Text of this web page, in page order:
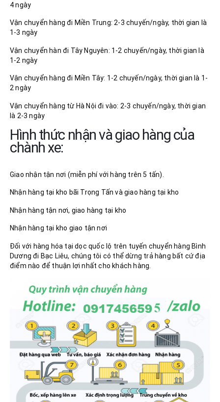
4 ngày
Vận chuyển hàng đi Miền Trung: 2-3 chuyến/ngày, thời gian là
1-3 ngày
Vận chuyển hàn đi Tây Nguyên: 1-2 chuyến/ngày, thời gian là
1-2 ngày
Vận chuyển hàng đi Miền Tây: 1-2 chuyến/ngày, thời gian là 1-
2 ngày
Vận chuyển hàng từ Hà Nội đi vào: 2-3 chuyến/ngày, thời gian
là 2-3 ngày
Hình thức nhận và giao hàng của
chành xe:
Giao nhận tận nơi (miễn phí với hàng trên 5 tấn).
Nhận hàng tại kho bãi Trọng Tấn và giao hàng tại kho
Nhận hàng tận nơi, giao hàng tại kho
Nhận hàng tại kho giao tận nơi
Đối với hàng hóa tại dọc quốc lộ trên tuyến chuyển hàng Bình
Dương đi Bạc Liêu, chúng tôi có thể dừng trả hàng bất cứ địa
điểm nào để thuận lợi nhất cho khách hàng.